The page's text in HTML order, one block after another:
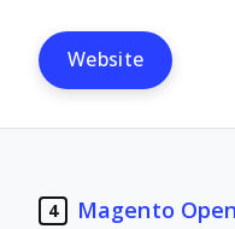
Website
4 Magento